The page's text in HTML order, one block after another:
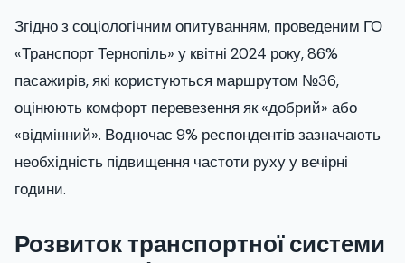
Згідно з соціологічним опитуванням, проведеним ГО
«Транспорт Тернопіль» у квітні 2024 року, 86%
пасажирів, які користуються маршрутом №36,
оцінюють комфорт перевезення як «добрий» або
«відмінний». Водночас 9% респондентів зазначають
необхідність підвищення частоти руху у вечірні
години.
Розвиток транспортної системи